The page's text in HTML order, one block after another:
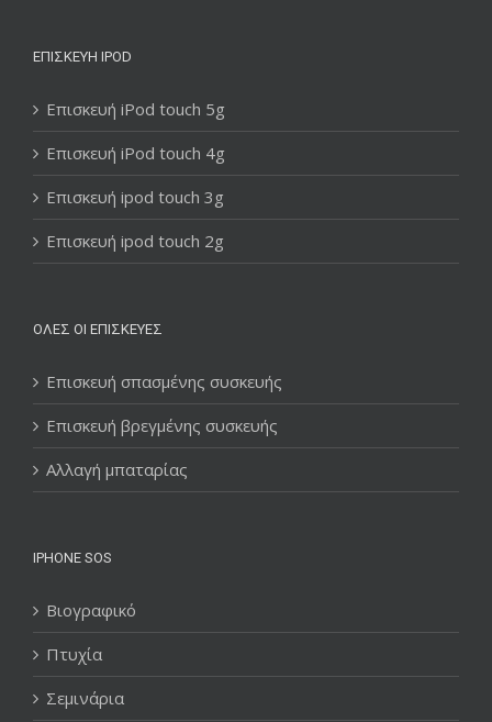
ΕΠΙΣΚΕΥΉ IPOD
Επισκευή iPod touch 5g
Επισκευή iPod touch 4g
Επισκευή ipod touch 3g
Επισκευή ipod touch 2g
ΌΛΕΣ ΟΙ ΕΠΙΣΚΕΥΈΣ
Επισκευή σπασμένης συσκευής
Επισκευή βρεγμένης συσκευής
Αλλαγή μπαταρίας
IPHONE SOS
Βιογραφικό
Πτυχία
Σεμινάρια